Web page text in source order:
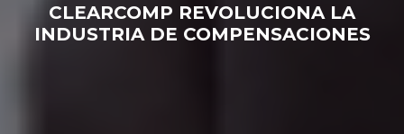
CLEARCOMP REVOLUCIONA LA
INDUSTRIA DE COMPENSACIONES